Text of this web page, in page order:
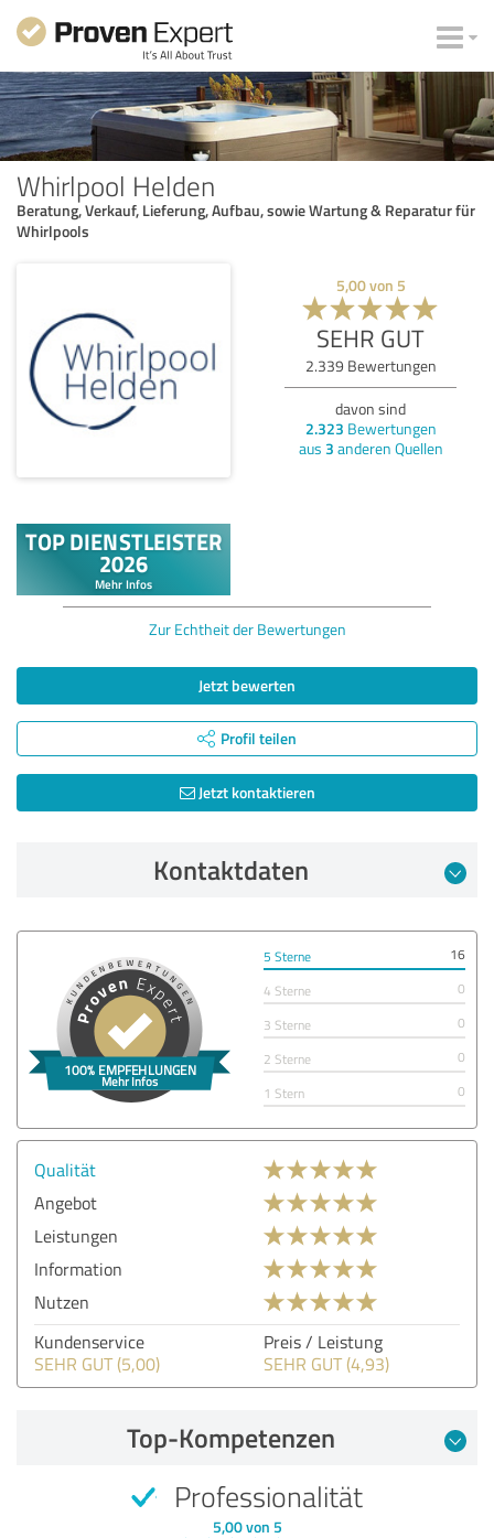
Whirlpool Helden
Beratung, Verkauf, Lieferung, Aufbau, sowie Wartung & Reparatur für
Whirlpools
5,00von 5
SEHR GUT
2.339 Bewertungen
davon sind
2.323 Bewertungen
aus 3 anderen Quellen
Zur Echtheit der Bewertungen
Jetzt bewerten
Profil teilen
Jetzt kontaktieren
Kontaktdaten
5 Sterne
16
4 Sterne
0
3 Sterne
0
2 Sterne
0
1 Stern
0
Qualität
Angebot
Leistungen
Information
Nutzen
Kundenservice
SEHR GUT (5,00)
Preis / Leistung
SEHR GUT (4,93)
Top-Kompetenzen
Professionalität
5,00 von 5